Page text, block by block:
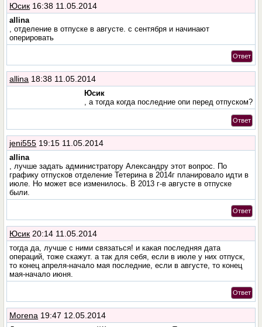
Юсик 16:38 11.05.2014
allina
, отделение в отпуске в августе. с сентября и начинают
оперировать
Ответ
allina 18:38 11.05.2014
Юсик
, а тогда когда последние опи перед отпуском?
Ответ
jeni555 19:15 11.05.2014
allina
, лучше задать администратору Александру этот вопрос. По
графику отпусков отделение Тетерина в 2014г планировало идти в
июле. Но может все изменилось. В 2013 г-в августе в отпуске
были.
Ответ
Юсик 20:14 11.05.2014
тогда да, лучше с ними связаться! и какая последняя дата
операций, тоже скажут. а так для себя, если в июле у них отпуск,
то конец апреля-начало мая последние, если в августе, то конец
мая-начало июня.
Ответ
Morena 19:47 12.05.2014